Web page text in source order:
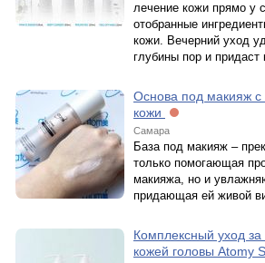
лечение кожи прямо у
отобранные
кожи. Вечерний уход
глубины пор и придаст
Основа под макияж
кожи
Самара
База под макияж –
только помогающая
макияжа, но и
придающая ей живой
Комплексный уход за
кожей головы Atomy